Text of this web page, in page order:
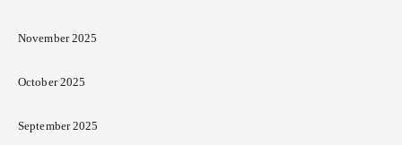
November 2025
October 2025
September 2025